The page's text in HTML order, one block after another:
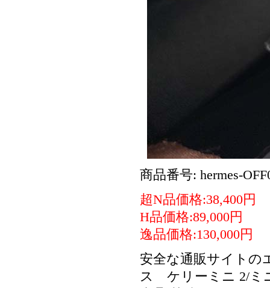
商品番号: hermes-
超N品価格:38,400円
H品価格:89,000円
逸品価格:130,000円
安全な通販サイトの
ス ケリーミニ 2/